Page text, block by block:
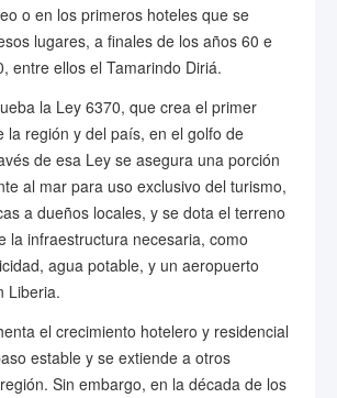
o en los primeros hoteles que se
lugares, a finales de los años 60 e
entre ellos el Tamarindo Diriá.
la Ley 6370, que crea el primer
la región y del país, en el golfo de
de esa Ley se asegura una porción
al mar para uso exclusivo del turismo,
a dueños locales, y se dota el terreno
la infraestructura necesaria, como
agua potable, y un aeropuerto
Liberia.
el crecimiento hotelero y residencial
estable y se extiende a otros
Sin embargo, en la década de los